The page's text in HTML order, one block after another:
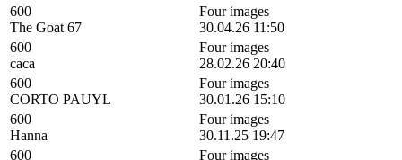
600
The Goat 67
Four images
30.04.26 11:50
600
caca
Four images
28.02.26 20:40
600
CORTO PAUYL
Four images
30.01.26 15:10
600
Hanna
Four images
30.11.25 19:47
600
Four images